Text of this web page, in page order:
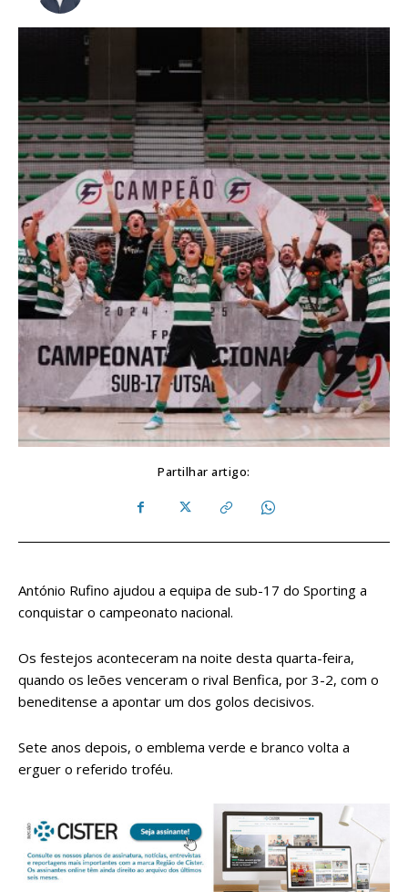
Partilhar artigo:
António Rufino ajudou a equipa de sub-17 do Sporting a
conquistar o campeonato nacional.
Os festejos aconteceram na noite desta quarta-feira,
quando os leões venceram o rival Benfica, por 3-2, com o
beneditense a apontar um dos golos decisivos.
Sete anos depois, o emblema verde e branco volta a
erguer o referido troféu.